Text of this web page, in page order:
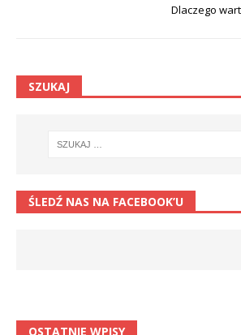
Dlaczego
SZUKAJ
ŚLEDŹ NAS NA FACEBOOK’U
OSTATNIE WPISY